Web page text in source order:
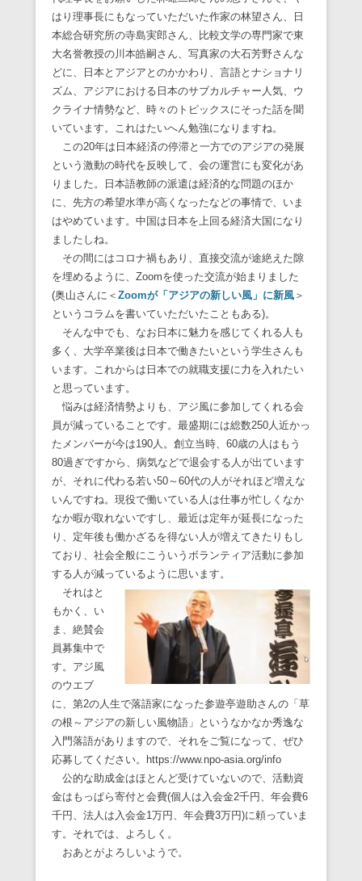
はり理事長にもなっていただいた作家の林望さん、日
本総合研究所の寺島実郎さん、比較文学の専門家で東
大名誉教授の川本皓嗣さん、写真家の大石芳野さんな
どに、日本とアジアとのかかわり、言語とナショナリ
ズム、アジアにおける日本のサブカルチャー人気、ウ
クライナ情勢など、時々のトピックスにそった話を聞
いています。これはたいへん勉強になりますね。
この20年は日本経済の停滞と一方でのアジアの発展
という激動の時代を反映して、会の運営にも変化があ
りました。日本語教師の派遣は経済的な問題のほか
に、先方の希望水準が高くなったなどの事情で、いま
はやめています。中国は日本を上回る経済大国になり
ましたしね。
その間にはコロナ禍もあり、直接交流が途絶えた隙
を埋めるように、Zoomを使った交流が始まりました
(奥山さんに＜ Zoomが「アジアの新しい風」に新風 ＞
というコラムを書いていただいたこともある)。
そんな中でも、なお日本に魅力を感じてくれる人も
多く、大学卒業後は日本で働きたいという学生さんも
います。これからは日本での就職支援に力を入れたい
と思っています。
悩みは経済情勢よりも、アジ風に参加してくれる会
員が減っていることです。最盛期には総数250人近かっ
たメンバーが今は190人。創立当時、60歳の人はもう
80過ぎですから、病気などで退会する人が出ています
が、それに代わる若い50～60代の人がそれほど増えな
いんですね。現役で働いている人は仕事が忙しくなか
なか暇が取れないですし、最近は定年が延長になった
り、定年後も働かざるを得ない人が増えてきたりもし
ており、社会全般にこういうボランティア活動に参加
する人が減っているように思います。
それはと
もかく、い
ま、絶賛会
員募集中で
す。アジ風
のウエブ
に、第2の人生で落語家になった参遊亭遊助さんの「草
の根～アジアの新しい風物語」というなかなか秀逸な
入門落語がありますので、それをご覧になって、ぜひ
応募してください。https://www.npo-asia.org/info
公的な助成金はほとんど受けていないので、活動資
金はもっぱら寄付と会費(個人は入会金2千円、年会費6
千円、法人は入会金1万円、年会費3万円)に頼っていま
す。それでは、よろしく。
おあとがよろしいようで。